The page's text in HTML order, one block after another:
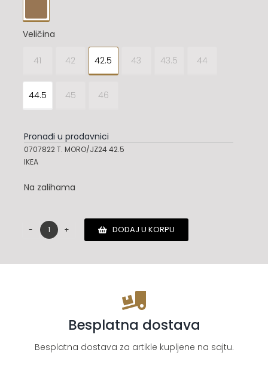
Veličina
41 42 42.5 43 43.5 44
44.5 45 46
Pronađi u prodavnici
0707822 T. MORO/JZ24 42.5
IKEA
Na zalihama
Salvatore
DODAJ U KORPU
Besplatna dostava
Besplatna dostava za artikle kupljene na sajtu.